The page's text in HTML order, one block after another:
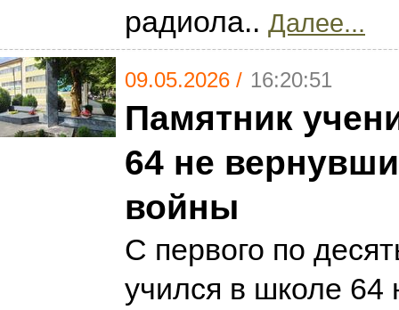
радиола.. Далее...
09.05.2026 / 16:20:51
Памятник
64 не
войны
С первого по
учился в школе 64